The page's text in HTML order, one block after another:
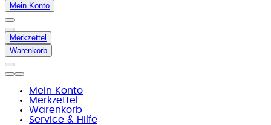
Mein Konto
Merkzettel
Warenkorb
Mein Konto
Merkzettel
Warenkorb
Service & Hilfe